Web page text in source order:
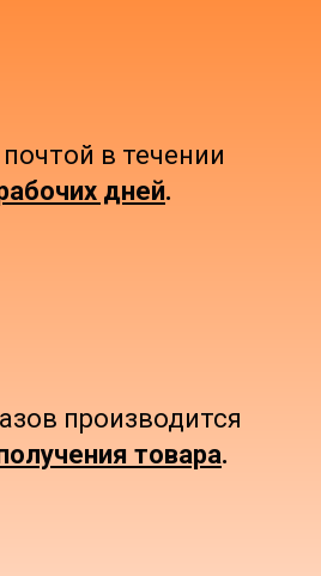
в течении
дней.
производится
товара.